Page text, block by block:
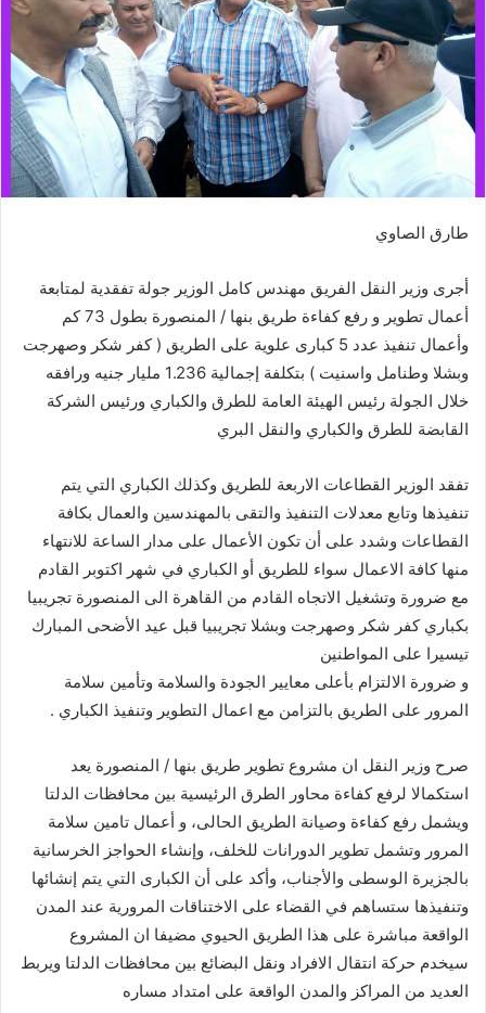
طارق الصاوي
أجرى وزير النقل الفريق مهندس كامل الوزير جولة تفقدية لمتابعة
أعمال تطوير و رفع كفاءة طريق بنها / المنصورة بطول 73 كم
وأعمال تنفيذ عدد 5 كبارى علوية على الطريق ( كفر شكر وصهرجت
وبشلا وطنامل واسنيت ) بتكلفة إجمالية 1.236 مليار جنيه ورافقه
خلال الجولة رئيس الهيئة العامة للطرق والكباري ورئيس الشركة
القابضة للطرق والكباري والنقل البري
تفقد الوزير القطاعات الاربعة للطريق وكذلك الكباري التي يتم
تنفيذها وتابع معدلات التنفيذ والتقى بالمهندسين والعمال بكافة
القطاعات وشدد على أن تكون الأعمال على مدار الساعة للانتهاء
منها كافة الاعمال سواء للطريق أو الكباري في شهر اكتوبر القادم
مع ضرورة وتشغيل الاتجاه القادم من القاهرة الى المنصورة تجريبيا
بكباري كفر شكر وصهرجت وبشلا تجريبيا قبل عيد الأضحى المبارك
تيسيرا على المواطنين
و ضرورة الالتزام بأعلى معايير الجودة والسلامة وتأمين سلامة
المرور على الطريق بالتزامن مع اعمال التطوير وتنفيذ الكباري .
صرح وزير النقل ان مشروع تطوير طريق بنها / المنصورة يعد
استكمالا لرفع كفاءة محاور الطرق الرئيسية بين محافظات الدلتا
ويشمل رفع كفاءة وصيانة الطريق الحالى، و أعمال تامين سلامة
المرور وتشمل تطوير الدورانات للخلف، وإنشاء الحواجز الخرسانية
بالجزيرة الوسطى والأجناب، وأكد على أن الكبارى التي يتم إنشائها
وتنفيذها ستساهم في القضاء على الاختناقات المرورية عند المدن
الواقعة مباشرة على هذا الطريق الحيوي مضيفا ان المشروع
سيخدم حركة انتقال الافراد ونقل البضائع بين محافظات الدلتا ويربط
العديد من المراكز والمدن الواقعة على امتداد مساره